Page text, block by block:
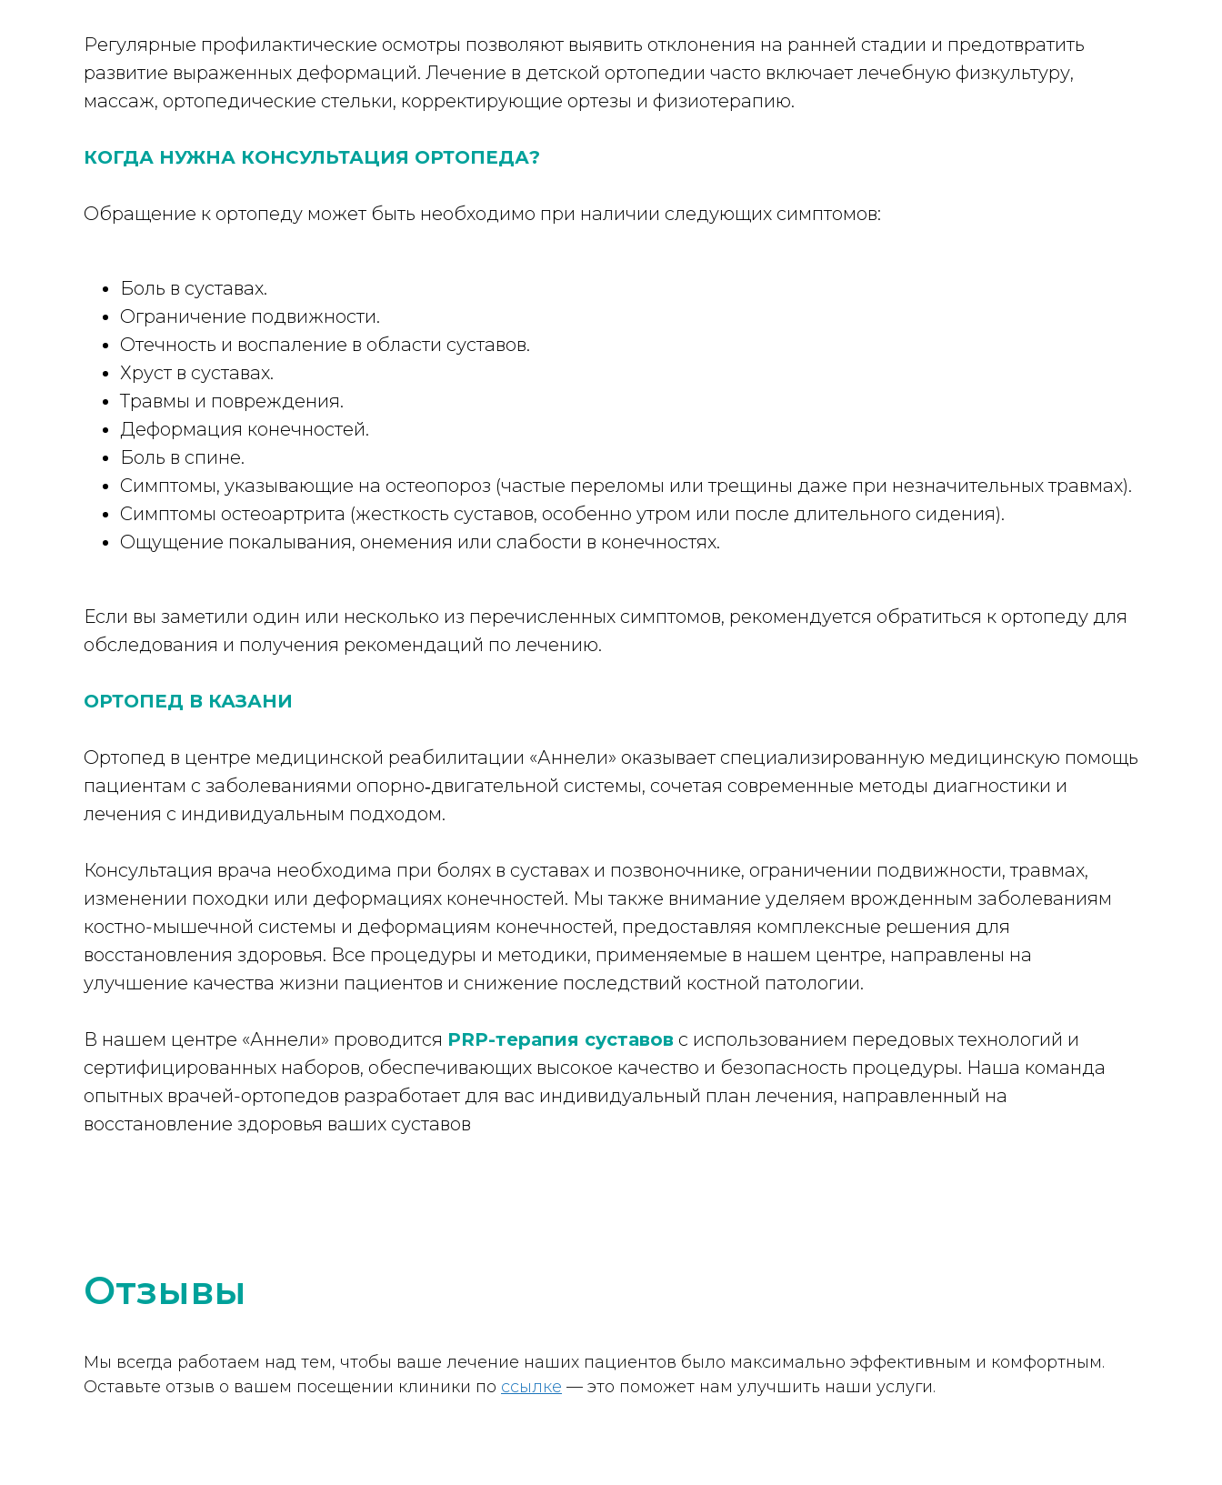
Регулярные профилактические осмотры позволяют выявить отклонения на ранней стадии и предотвратить
развитие выраженных деформаций. Лечение в детской ортопедии часто включает лечебную физкультуру,
массаж, ортопедические стельки, корректирующие ортезы и физиотерапию.
КОГДА НУЖНА КОНСУЛЬТАЦИЯ ОРТОПЕДА?
Обращение к ортопеду может быть необходимо при наличии следующих симптомов:
Боль в суставах.
Ограничение подвижности.
Отечность и воспаление в области суставов.
Хруст в суставах.
Травмы и повреждения.
Деформация конечностей.
Боль в спине.
Симптомы, указывающие на остеопороз (частые переломы или трещины даже при незначительных травмах).
Симптомы остеоартрита (жесткость суставов, особенно утром или после длительного сидения).
Ощущение покалывания, онемения или слабости в конечностях.
Если вы заметили один или несколько из перечисленных симптомов, рекомендуется обратиться к ортопеду для
обследования и получения рекомендаций по лечению.
ОРТОПЕД В КАЗАНИ
Ортопед в центре медицинской реабилитации «Аннели» оказывает специализированную медицинскую помощь
пациентам с заболеваниями опорно‑двигательной системы, сочетая современные методы диагностики и
лечения с индивидуальным подходом.
Консультация врача необходима при болях в суставах и позвоночнике, ограничении подвижности, травмах,
изменении походки или деформациях конечностей. Мы также внимание уделяем врожденным заболеваниям
костно-мышечной системы и деформациям конечностей, предоставляя комплексные решения для
восстановления здоровья. Все процедуры и методики, применяемые в нашем центре, направлены на
улучшение качества жизни пациентов и снижение последствий костной патологии.
В нашем центре «Аннели» проводится PRP-терапия суставов с использованием передовых технологий и
сертифицированных наборов, обеспечивающих высокое качество и безопасность процедуры. Наша команда
опытных врачей-ортопедов разработает для вас индивидуальный план лечения, направленный на
восстановление здоровья ваших суставов
Отзывы
Мы всегда работаем над тем, чтобы ваше лечение наших пациентов было максимально эффективным и комфортным.
Оставьте отзыв о вашем посещении клиники по ссылке — это поможет нам улучшить наши услуги.